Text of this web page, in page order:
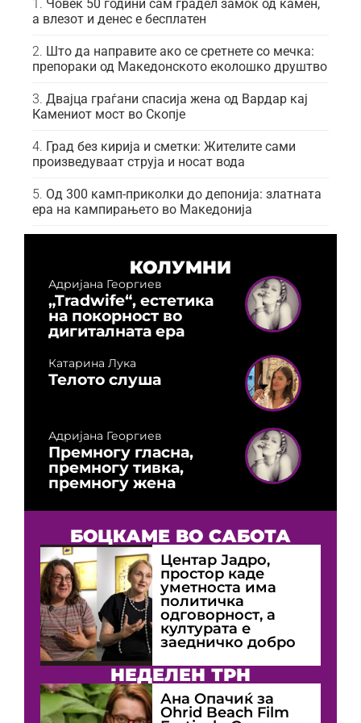
Човек 50 години сам градел замок од камен,
а влезот и денес е бесплатен
Што да направите ако се сретнете со мечка:
препораки од Македонското еколошко друштво
Двајца граѓани спасија жена од Вардар кај
Камениот мост во Скопје
Град без кирија и сметки: Жителите сами
произведуваат струја и носат вода
Од 300 камп-приколки до депонија: златната
ера на кампирањето во Македонија
КОЛУМНИ
Адријана Георгиев
„Tradwife“, естетика
на покорност во
дигиталната ера
Катарина Лука
Телото слуша
Адријана Георгиев
Премногу гласна,
премногу тивка,
премногу жена
БОЦКАМЕ ВО САБОТА
Центар Јадро,
простор каде
уметноста има
политичка
одговорност, а
културата е
заедничко добро
НЕДЕЛЕН ТРН
Ана Опачиќ за
Оhrid Beach Film